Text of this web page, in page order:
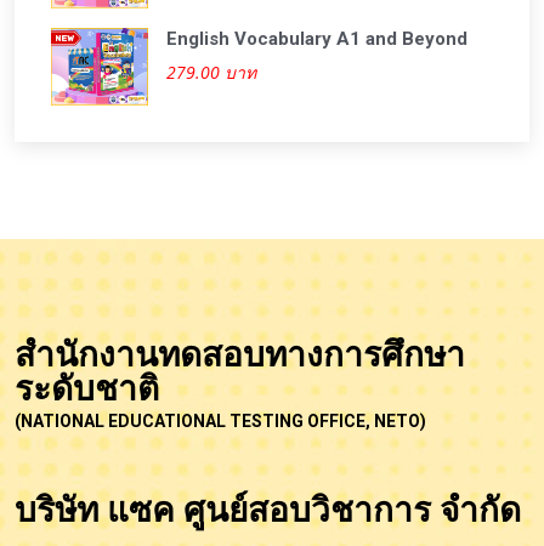
English Vocabulary A1 and Beyond
279.00 บาท
สำนักงานทดสอบทางการศึกษา
ระดับชาติ
(NATIONAL EDUCATIONAL TESTING OFFICE, NETO)
บริษัท แซค ศูนย์สอบวิชาการ จำกัด